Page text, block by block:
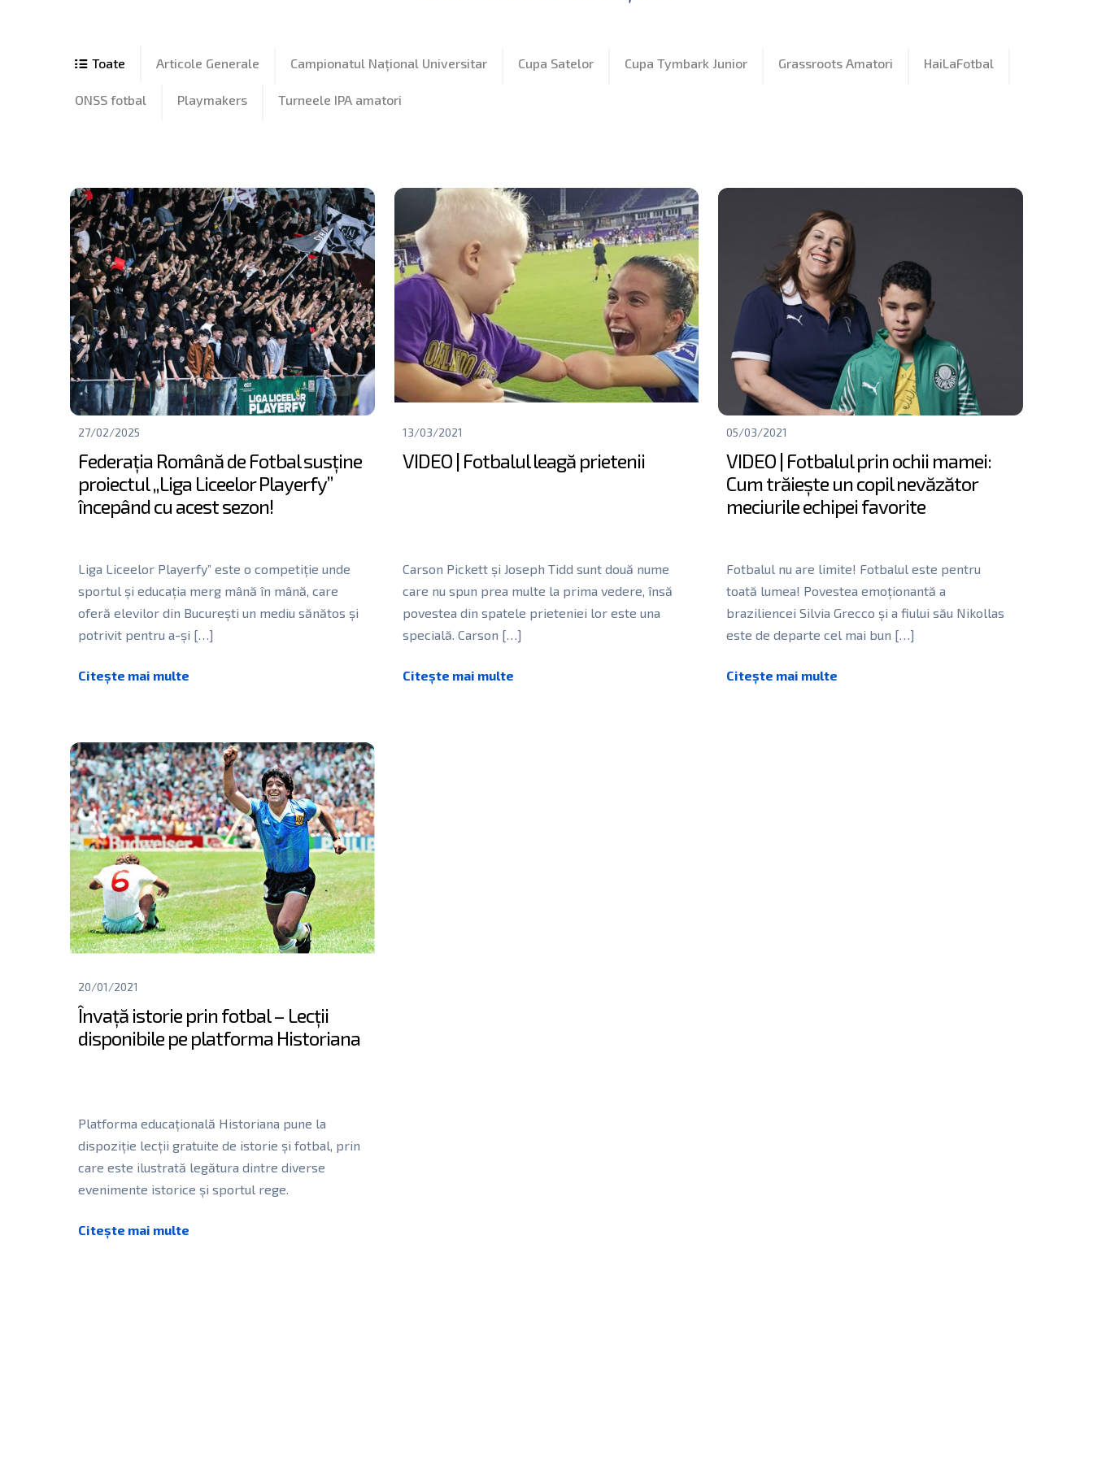
Articole Generale Campionatul Național Universitar Cupa Satelor Cupa Tymbark Junior Grassroots Amatori HaiLaFotbal
ONSS fotbal Playmakers Turneele IPA amatori
27/02/2025
Federația Română de Fotbal susține
proiectul „Liga Liceelor Playerfy”
începând cu acest sezon!
Liga Liceelor Playerfy” este o competiție unde
sportul și educația merg mână în mână, care
oferă elevilor din București un mediu sănătos și
potrivit pentru a-și […]
13/03/2021
VIDEO | Fotbalul leagă prietenii
Carson Pickett și Joseph Tidd sunt două nume
care nu spun prea multe la prima vedere, însă
povestea din spatele prieteniei lor este una
specială. Carson […]
05/03/2021
VIDEO | Fotbalul prin ochii mamei:
Cum trăiește un copil nevăzător
meciurile echipei favorite
Fotbalul nu are limite! Fotbalul este pentru
toată lumea! Povestea emoționantă a
braziliencei Silvia Grecco și a fiului său Nikollas
este de departe cel mai bun […]
20/01/2021
Învață istorie prin fotbal – Lecții
disponibile pe platforma Historiana
Platforma educațională Historiana pune la
dispoziție lecții gratuite de istorie și fotbal, prin
care este ilustrată legătura dintre diverse
evenimente istorice și sportul rege.